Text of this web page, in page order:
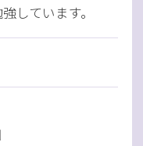
しています。